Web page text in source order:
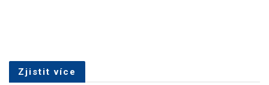
Zjistit více